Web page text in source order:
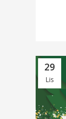
29
Lis